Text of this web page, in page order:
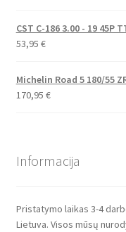
CST C-186 3.00 - 19 45P
53,95 €
Michelin Road 5 180/55
170,95 €
Informacija
Pristatymo laikas 3-4
Lietuva. Visos mūsų